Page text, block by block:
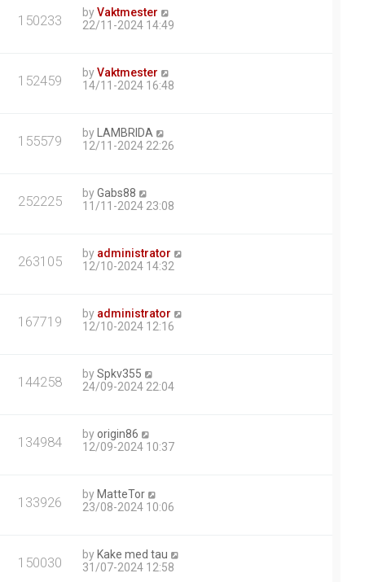
150233 byVaktmester
22/11-2024 14:49
152459 byVaktmester
14/11-2024 16:48
155579 by
LAMBRIDA
12/11-2024 22:26
252225 byGabs88
11/11-2024 23:08
263105 by administrator
12/10-2024 14:32
167719 by administrator
12/10-2024 12:16
144258 bySpkv355
24/09-2024 22:04
134984 byorigin86
12/09-2024 10:37
133926 by MatteTor
23/08-2024 10:06
150030 by Kake med tau
31/07-2024 12:58